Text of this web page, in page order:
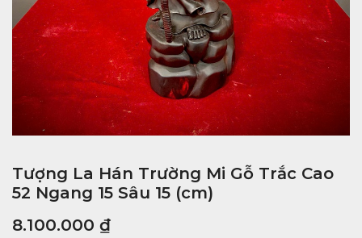
Tượng La Hán Trường Mi Gỗ Trắc Cao
52 Ngang 15 Sâu 15 (cm)
8.100.000 ₫